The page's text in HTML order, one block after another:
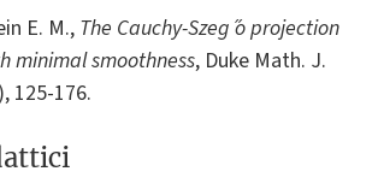
E. M., The Cauchy-Szeg ̋o projection
minimal smoothness, Duke Math. J.
125-176.